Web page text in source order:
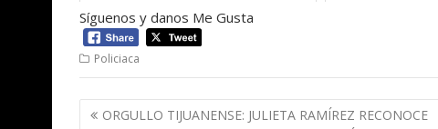
Síguenos y danos Me Gusta
Policiaca
Navegación
ORGULLO TIJUANENSE: JULIETA RAMÍREZ RECONOCE